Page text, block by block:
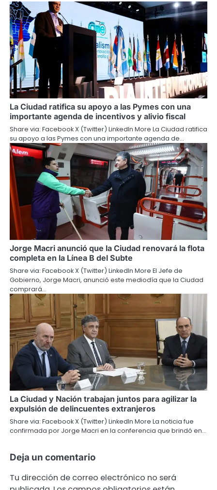
La Ciudad ratifica su apoyo a las Pymes con una
importante agenda de incentivos y alivio fiscal
Share via: Facebook X (Twitter) LinkedIn More La Ciudad ratifica
su apoyo a las Pymes con una importante agenda de…
Jorge Macri anunció que la Ciudad renovará la flota
completa en la Línea B del Subte
Share via: Facebook X (Twitter) LinkedIn More El Jefe de
Gobierno, Jorge Macri, anunció este mediodía que la Ciudad
comprará…
La Ciudad y Nación trabajan juntos para agilizar la
expulsión de delincuentes extranjeros
Share via: Facebook X (Twitter) LinkedIn More La noticia fue
confirmada por Jorge Macri en la conferencia que brindó en…
Deja un comentario
Tu dirección de correo electrónico no será